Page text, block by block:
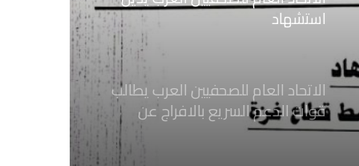
استشهاد
ثلاثة صحفيين فلسطينيين باستهداف
الاتحاد العام للصحفيين العرب يطالب
قوات الدعم السريع بالافراج عن
الصحفيين السودانيين المعتقلين لديها